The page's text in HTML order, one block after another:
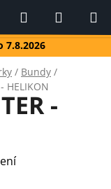
7.8.2026
Hledat
KOŠÍK
/ Bundy /
HELIKON
-